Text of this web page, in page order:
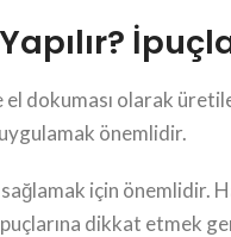
el dokuması olarak
önemlidir.
sağlamak için
dikkat etmek